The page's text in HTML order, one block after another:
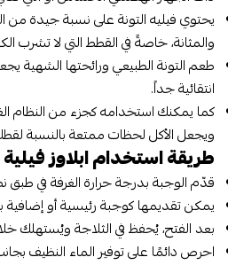
يحتوي فيليه التونة على نسبة جيدة
والمثانة، خاصةً في القطط التي لا تشرب
طعم التونة الطبيعي ورائحتها الشهية
انتقائية جداً.
كما يمكنك استخدامه كجزء من النظام
ويجعل الأكل لحظات ممتعة بالنسبة
طريقة استخدام ابلاوز فيلية
قدّم الوجبة بدرجة حرارة الغرفة في
يمكن تقديمها كوجبة رئيسية أو إضافية
بعد الفتح، يُحفظ في الثلاجة ويُستهلك
احرص دائمًا على توفير الماء النظيف